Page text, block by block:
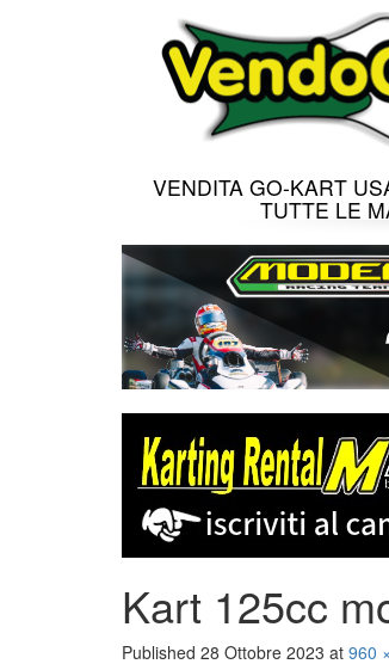
VENDITA GO-KART
TUTTE LE
Kart 125cc
Published 28 Ottobre 2023 at 960